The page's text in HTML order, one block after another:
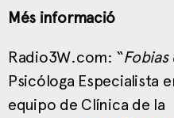
Més informació
Radio3W.com: “Fobias
Psicóloga Especialista
equipo de Clínica de la